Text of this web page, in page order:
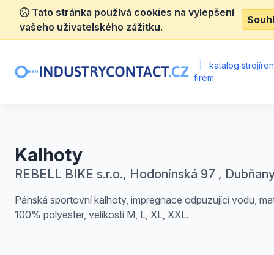
Tato stránka používá cookies na vylepšení
vašeho uživatelského zážitku.
katalog
firem
Kalhoty
REBELL BIKE s.r.o., Hodonínská 97 ,
Pánská sportovní kalhoty, impregnace odpuzující vodu,
100% polyester, velikosti M, L, XL, XXL.